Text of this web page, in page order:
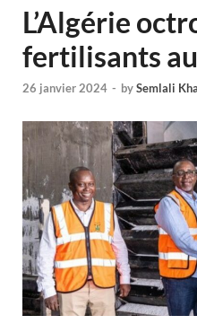
L’Algérie
fertilisants
26 janvier 2024 - bySemlali